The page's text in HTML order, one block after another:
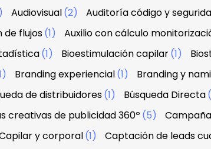
Audiovisual(2) Auditoría código y
de flujos(1) Auxilio con cálculo
(1) Bioestimulación capilar(1)
Branding experiencial(1) Branding y
de distribuidores(1) Búsqueda Directa
creativas de publicidad 360º (5)
y corporal(1) Captación de leads